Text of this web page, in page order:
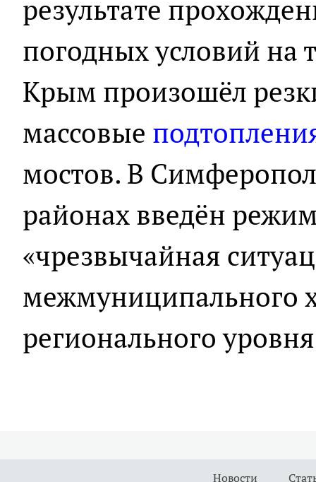
результате
погодных условий на
Крым произошёл
массовые
мостов. В
районах введён
«чрезвычайная
межмуниципального
регионального
Новости